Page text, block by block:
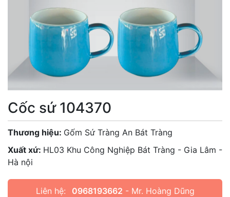
Cốc sứ 104370
Thương hiệu: Gốm Sứ Tràng An Bát Tràng
Xuất xứ: HL03 Khu Công Nghiệp Bát Tràng - Gia Lâm -
Hà nội
Liên hệ: 0968193662 - Mr. Hoàng Dũng